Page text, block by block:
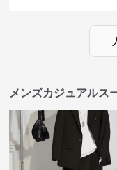
メンズカジュアルス